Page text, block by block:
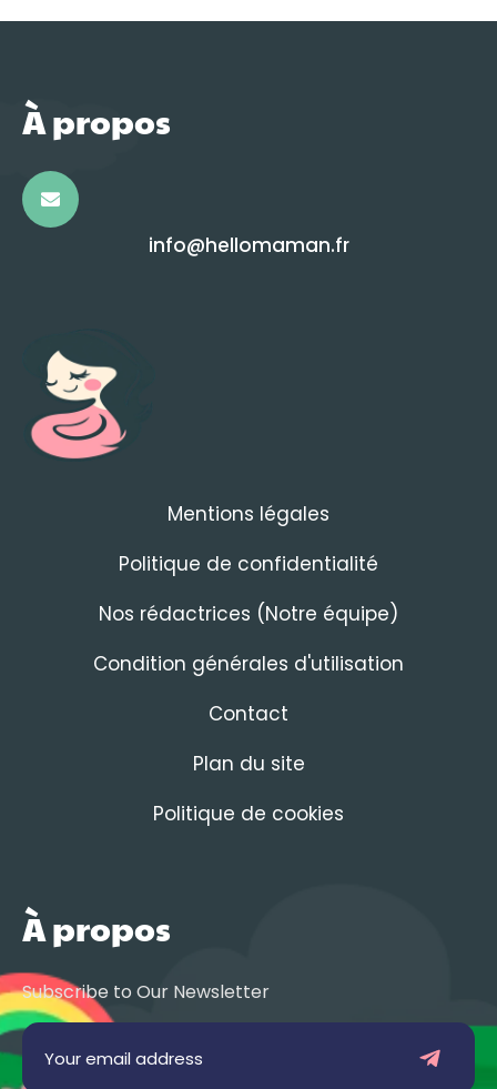
À propos
info@hellomaman.fr
Mentions légales
Politique de confidentialité
Nos rédactrices (Notre équipe)
Condition générales d'utilisation
Contact
Plan du site
Politique de cookies
À propos
Subscribe to Our Newsletter